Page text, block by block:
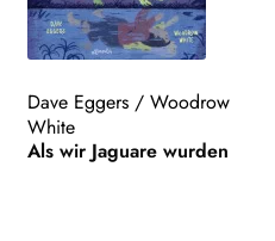
Dave Eggers/ Woodrow
White
Als wir Jaguare wurden